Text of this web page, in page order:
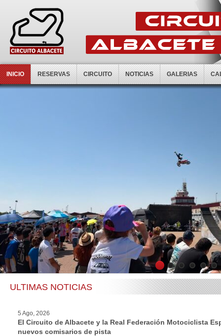
INICIO RESERVAS CIRCUITO NOTICIAS GALERIAS
1 2 3 4 5 6
ULTIMAS NOTICIAS
5 Ago, 2026
El Circuito de Albacete y la Real Federación Motociclista
nuevos comisarios de pista